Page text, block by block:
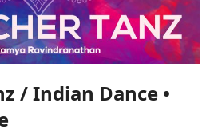
/ Indian Dance •